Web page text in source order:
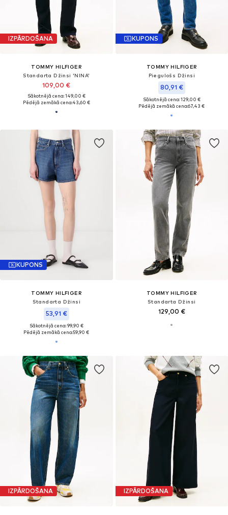
IZPĀRDOŠANA
TOMMY HILFIGER
Standarta Džinsi 'NINA'
109,00 €
Sākotnējā cena: 149,00 €
Pēdējā zemākā cena:43,60 €
KUPONS
TOMMY HILFIGER
Piegulošs Džinsi
80,91 €
Sākotnējā cena: 129,00 €
Pēdējā zemākā cena:67,43 €
KUPONS
TOMMY HILFIGER
Standarta Džinsi
53,91 €
Sākotnējā cena: 99,90 €
Pēdējā zemākā cena:59,90 €
TOMMY HILFIGER
Standarta Džinsi
129,00 €
IZPĀRDOŠANA IZPĀRDOŠANA